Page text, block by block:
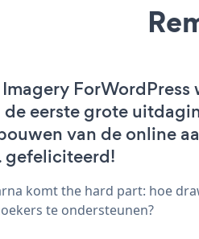
ForWordPress
de eerste grote
van de online
gefeliciteerd!
komt the hard part: hoe
te ondersteunen?